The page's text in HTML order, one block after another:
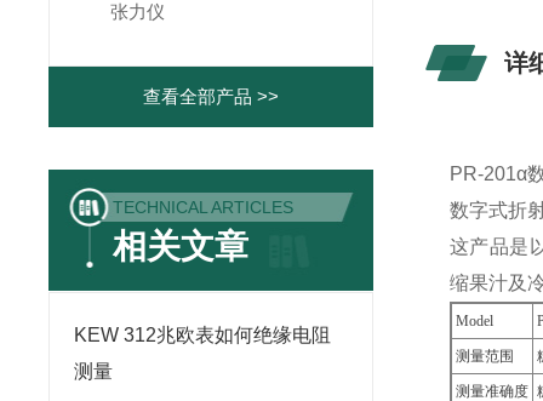
张力仪
查看全部产品 >>
TECHNICAL ARTICLES
相关文章
KEW 312兆欧表如何绝缘电阻
测量
详
PR-201α
数字式折
这产品是
缩果汁及
Model
测量范围
测量准确度